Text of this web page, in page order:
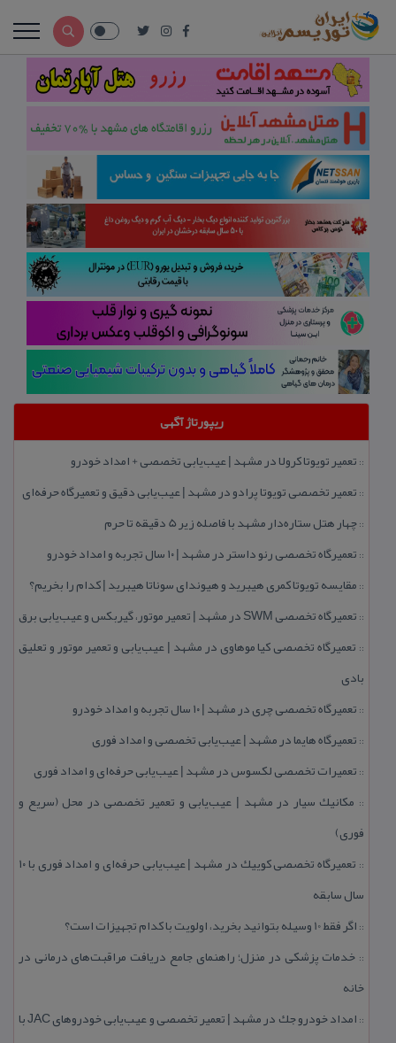
ریپورتاژ آگهی
:: تعمیر تویوتا كرولا در مشهد | عیب‌یابی تخصصی + امداد خودرو
:: تعمیر تخصصی تویوتا پرادو در مشهد | عیب‌یابی دقیق و تعمیرگاه حرفه‌ای
::چهار هتل‌ ستاره‌دار مشهد با فاصله زیر 5 دقیقه تا حرم
:: تعمیرگاه تخصصی رنو داستر در مشهد | ۱۰ سال تجربه و امداد خودرو
:: مقایسه تویوتا كمری هیبرید و هیوندای سوناتا هیبرید | كدام را بخریم؟
:: تعمیرگاه تخصصی SWM در مشهد | تعمیر موتور، گیربكس و عیب‌یابی برق
:: تعمیرگاه تخصصی كیا موهاوی در مشهد | عیب‌یابی و تعمیر موتور و تعلیق
بادی
:: تعمیرگاه تخصصی چری در مشهد | ۱۰ سال تجربه و امداد خودرو
:: تعمیرگاه هایما در مشهد | عیب‌یابی تخصصی و امداد فوری
:: تعمیرات تخصصی لكسوس در مشهد | عیب‌یابی حرفه‌ای و امداد فوری
:: مكانیك سیار در مشهد | عیب‌یابی و تعمیر تخصصی در محل (سریع و
فوری)
::
تعمیرگاه تخصصی كوییك در مشهد | عیب‌یابی حرفه‌ای و امداد فوری با ۱۰
سال سابقه
:: اگر فقط 10 وسیله بتوانید بخرید، اولویت با كدام تجهیزات است؟
:: خدمات پزشكی در منزل؛ راهنمای جامع دریافت مراقبت‌های درمانی در
خانه
::
امداد خودرو جك در مشهد | تعمیر تخصصی و عیب‌یابی خودروهای JAC با